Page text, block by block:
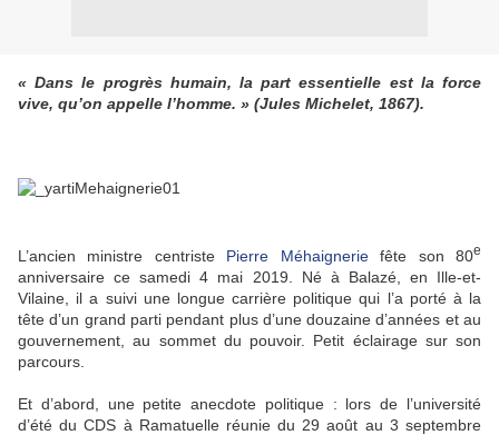
« Dans le progrès humain, la part essentielle est la force
vive, qu’on appelle l’homme. » (Jules Michelet, 1867).
L’ancien ministre centriste Pierre Méhaigneriefête son 80e
anniversaire ce samedi 4 mai 2019. Né à Balazé, en Ille-et-
Vilaine, il a suivi une longue carrière politique qui l’a porté à la
tête d’un grand parti pendant plus d’une douzaine d’années et au
gouvernement, au sommet du pouvoir. Petit éclairage sur son
parcours.
Et d’abord, une petite anecdote politique : lors de l’université
d’été du CDS à Ramatuelle réunie du 29 août au 3 septembre